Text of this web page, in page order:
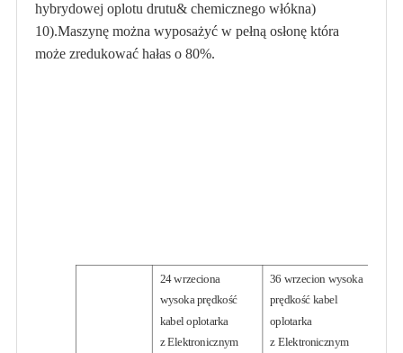
hybrydowej oplotu drutu& chemicznego włókna)
10).Maszynę można wyposażyć w pełną osłonę która
może zredukować hałas o 80%.
24 wrzeciona
wysoka prędkość
kabel oplotarka
z Elektronicznym
36 wrzecion wysoka
prędkość kabel
oplotarka
z Elektronicznym